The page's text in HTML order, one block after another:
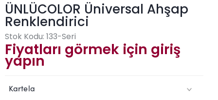
ÜNLÜCOLOR Üniversal Ahşap
Renklendirici
Stok Kodu: 133-Seri
Fiyatları görmek için giriş
yapın
Kartela